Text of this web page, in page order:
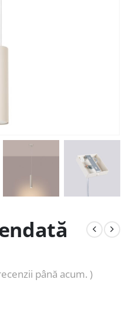
până acum. )